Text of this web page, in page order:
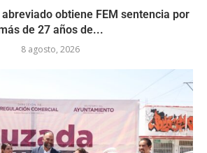
obtiene FEM sentencia por
de 27 años de...
8 agosto, 2026